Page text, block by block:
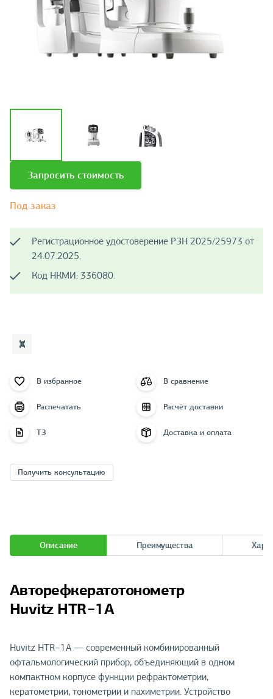
Запросить стоимость
Под заказ
Регистрационное удостоверение РЗН 2025/25973 от
24.07.2025.
Код НКМИ: 336080.
В избранное В сравнение
Распечатать Расчёт доставки
ТЗ Доставка и оплата
Получить консультацию
Описание Преимущества
Автореф­керато­тонометр
Huvitz HTR−1A
Huvitz HTR−1A — современный комбинированный
офтальмологический прибор, объединяющий в одном
компактном корпусе функции рефрактометрии,
кератометрии, тонометрии и пахиметрии. Устройство